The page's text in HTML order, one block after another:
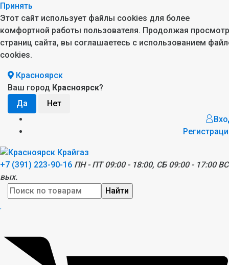
Принять
Этот сайт использует файлы cookies для более
комфортной работы пользователя. Продолжая просмотр
страниц сайта, вы соглашаетесь с использованием
cookies.
Красноярск
Ваш город Красноярск?
+7 (391) 223-90-16 ПН - ПТ 09:00 - 18:00, СБ 09:00 - 17:00
вых.
Найти